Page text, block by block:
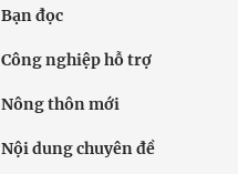
Bạn đọc
Công nghiệp hỗ trợ
Nông thôn mới
Nội dung chuyên đề